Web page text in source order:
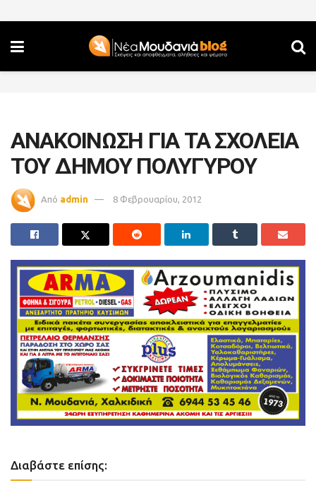
ΑΝΑΚΟΙΝΩΣΗ ΓΙΑ ΤΑ ΣΧΟΛΕΙΑ
ΤΟΥ ΔΗΜΟΥ ΠΟΛΥΓΥΡΟΥ
Από admin 8 Φεβρουαρίου, 2012
Διαβάστε επίσης: